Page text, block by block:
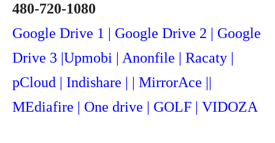
480-720-1080
Google Drive 1 | Google Drive 2 | Google
Drive 3 |Upmobi | Anonfile | Racaty |
pCloud | Indishare | | MirrorAce ||
MEdiafire | One drive | GOLF | VIDOZA